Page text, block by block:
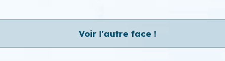
Voir l'autre face !